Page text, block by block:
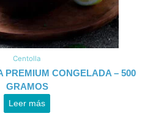
Centolla
PREMIUM CONGELADA – 500
GRAMOS
Leer más